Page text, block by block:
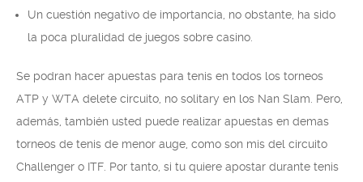
Un cuestión negativo de importancia, no obstante, ha sido
la poca pluralidad de juegos sobre casino.
Se podran hacer apuestas para tenis en todos los torneos
ATP y WTA delete circuito, no solitary en los Nan Slam. Pero,
además, también usted puede realizar apuestas en demas
torneos de tenis de menor auge, como son mis del circuito
Challenger o ITF. Por tanto, si tu quiere apostar durante tenis